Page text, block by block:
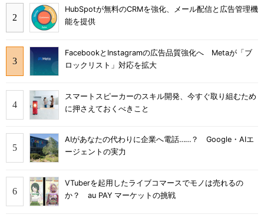
HubSpotが無料のCRMを強化、メール配信と広告管理機
能を提供
FacebookとInstagramの広告品質強化へ Metaが「ブ
ロックリスト」対応を拡大
スマートスピーカーのスキル開発、今すぐ取り組むため
に押さえておくべきこと
AIがあなたの代わりに企業へ電話……？ Google・AIエ
ージェントの実力
VTuberを起用したライブコマースでモノは売れるの
か？ au PAY マーケットの挑戦